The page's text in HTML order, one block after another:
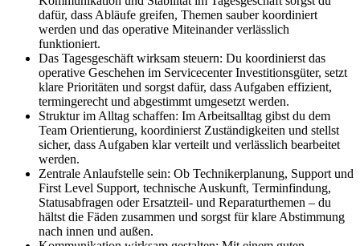
dafür, dass Abläufe greifen, Themen sauber koordiniert
werden und das operative Miteinander verlässlich
funktioniert.
Das Tagesgeschäft wirksam steuern: Du koordinierst das
operative Geschehen im Servicecenter Investitionsgüter, setzt
klare Prioritäten und sorgst dafür, dass Aufgaben effizient,
termingerecht und abgestimmt umgesetzt werden.
Struktur im Alltag schaffen: Im Arbeitsalltag gibst du dem
Team Orientierung, koordinierst Zuständigkeiten und stellst
sicher, dass Aufgaben klar verteilt und verlässlich bearbeitet
werden.
Zentrale Anlaufstelle sein: Ob Technikerplanung, Support und
First Level Support, technische Auskunft, Terminfindung,
Statusabfragen oder Ersatzteil- und Reparaturthemen – du
hältst die Fäden zusammen und sorgst für klare Abstimmung
nach innen und außen.